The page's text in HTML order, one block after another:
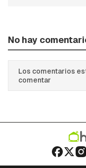
No hay
Los comentarios
comentar